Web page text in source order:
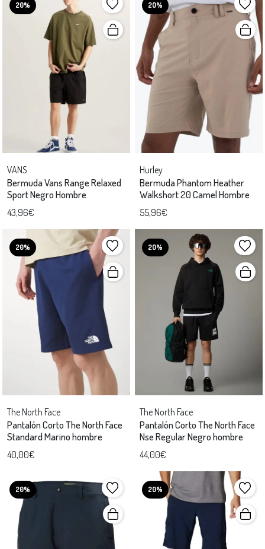
20%
VANS
Bermuda Vans Range Relaxed
Sport Negro Hombre
43,96€
20%
Hurley
Bermuda Phantom Heather
Walkshort 20 Camel Hombre
55,96€
20%
The North Face
Pantalón Corto The North Face
Standard Marino hombre
40,00€
20%
The North Face
Pantalón Corto The North Face
Nse Regular Negro hombre
44,00€
20% 20%